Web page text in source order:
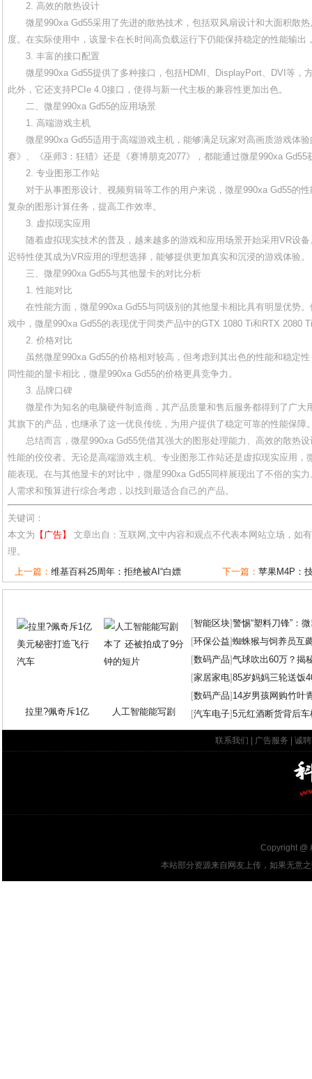
2. 高效的散热设计
微星990xa Gd55采用了先进的散热技术，包括双风扇设计和大面积散
度。在实际使用中，该显卡在长时间高负载运行下仍能保持稳定的性能输出
3. 丰富的接口配置
微星990xa Gd55提供了多种接口，包括HDMI、DisplayPort、DVI等，
此外，它还支持PCIe 4.0接口，使得与新一代主板的兼容性更加出色。
二、微星990xa Gd55的应用场景
1. 高端游戏主机
微星990xa Gd55适用于高端游戏主机，能够满足玩家对高画质游戏体
赛》、《巫师3：狂猎》还是《赛博朋克2077》，都能通过微星990xa Gd55
2. 专业图形工作站
对于从事图形设计、视频剪辑等工作的用户来说，微星990xa Gd55的
复杂的图形计算任务，提高工作效率。
3. 虚拟现实应用
随着虚拟现实技术的普及，越来越多的游戏和应用场景开始采用VR设
迟特性使其成为VR应用的理想选择，能够提供更加真实和沉浸的游戏体验。
三、微星990xa Gd55与其他显卡的对比分析
1. 性能对比
在性能方面，微星990xa Gd55与同级别的其他显卡相比具有明显优势
戏中，微星990xa Gd55的表现优于同类产品中的GTX 1080 Ti和RTX 2080
2. 价格对比
虽然微星990xa Gd55的价格相对较高，但考虑到其出色的性能和稳定
同性能的显卡相比，微星990xa Gd55的价格更具竞争力。
3. 品牌口碑
微星作为知名的电脑硬件制造商，其产品质量和售后服务都得到了广大
其旗下的产品，也继承了这一优良传统，为用户提供了稳定可靠的性能保障
总结而言，微星990xa Gd55凭借其强大的图形处理能力、高效的散热
性能的佼佼者。无论是高端游戏主机、专业图形工作站还是虚拟现实应用，
能表现。在与其他显卡的对比中，微星990xa Gd55同样展现出了不俗的实
人需求和预算进行综合考虑，以找到最适合自己的产品。
关键词：
本文为 【广告】
文章出自：互联网,文中内容和观点不代表本网站立场，如
理。
上一篇： 维基百科25周年：拒绝被AI“白嫖 下一篇： 苹果M4P：
拉里?佩奇斥1亿 人工智能能写剧
[智能区块]警惕“塑料刀锋”：
[环保公益]蜘蛛猴与饲养员互
[数码产品]气球吹出60万？揭
[家居家电]85岁妈妈三轮送饭
[数码产品] 14岁男孩网购竹叶
[汽车电子]5元红酒断货背后
联系我们 广告服务 诚
Copyright @
本站部分资源来自网友上传，如果无意